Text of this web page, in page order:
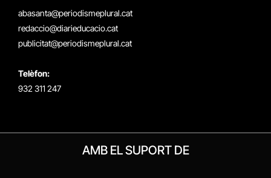
abasanta@periodismeplural.cat
redaccio@diarieducacio.cat
publicitat@periodismeplural.cat
Telèfon:
932 311 247
AMB EL SUPORT DE